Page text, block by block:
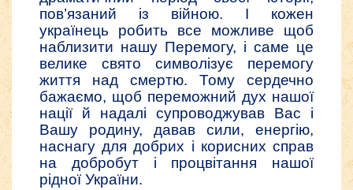
пов’язаний із війною. І кожен
українець робить все можливе щоб
наблизити нашу Перемогу, і саме це
велике свято символізує перемогу
життя над смертю. Тому сердечно
бажаємо, щоб переможний дух нашої
нації й надалі супроводжував Вас і
Вашу родину, давав сили, енергію,
наснагу для добрих і корисних справ
на добробут і процвітання нашої
рідної України.